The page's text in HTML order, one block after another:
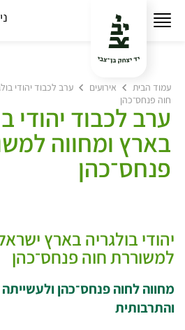
עמוד הבית אירועים
ערב לכבוד יהודי
חוה פנחס־כהן
ערב לכבוד יהודי
בארץ ומחווה
פנחס־כהן
יהודי בולגריה בארץ
למשוררת חוה פנחס־כהן
מחווה לחוה פנחס־כהן
והתרבותית